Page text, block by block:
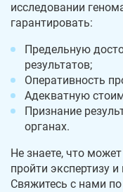
исследовании
гарантировать:
Предельную
результатов;
Оперативность
Адекватную
Признание
органах.
Не знаете, что
пройти экспертизу
Свяжитесь с нами